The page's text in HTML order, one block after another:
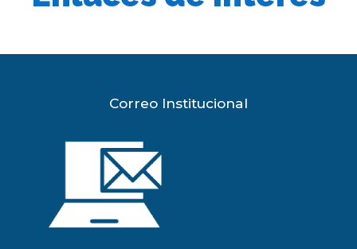
Correo Institucional